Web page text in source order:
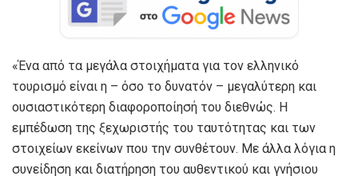
«Ένα από τα μεγάλα στοιχήματα για τον ελληνικό
τουρισμό είναι η – όσο το δυνατόν – μεγαλύτερη και
ουσιαστικότερη διαφοροποίησή του διεθνώς. Η
εμπέδωση της ξεχωριστής του ταυτότητας και των
στοιχείων εκείνων που την συνθέτουν. Με άλλα λόγια η
συνείδηση και διατήρηση του αυθεντικού και γνήσιου